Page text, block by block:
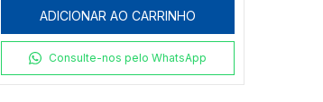
ADICIONAR AO CARRINHO
Consulte-nos pelo WhatsApp